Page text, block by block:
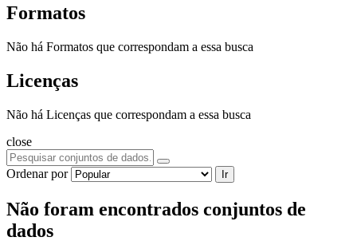
Formatos
Não há Formatos que correspondam a essa busca
Licenças
Não há Licenças que correspondam a essa busca
close
Ordenar por Ir
Não foram encontrados conjuntos de
dados